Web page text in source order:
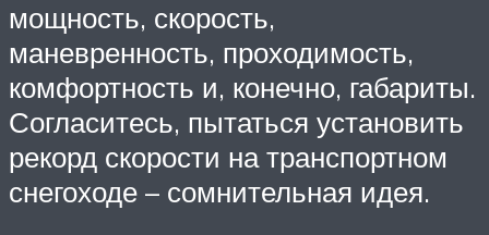
мощность, скорость,
маневренность, проходимость,
комфортность и, конечно, габариты.
Согласитесь, пытаться установить
рекорд скорости на транспортном
снегоходе – сомнительная идея.